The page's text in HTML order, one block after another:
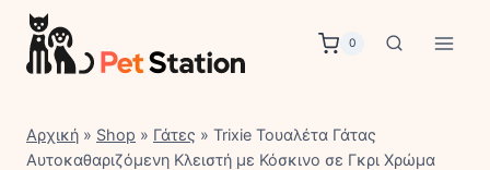
Skip
content
0
Αρχική » Shop » Γάτες » Trixie Τουαλέτα Γάτας
Αυτοκαθαριζόμενη Κλειστή με Κόσκινο σε Γκρι Χρώμα